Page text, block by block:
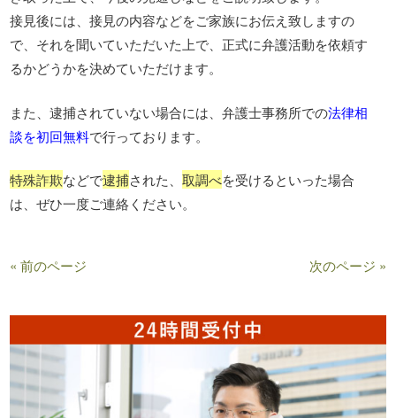
接見後には、接見の内容などをご家族にお伝え致しますの
で、それを聞いていただいた上で、正式に弁護活動を依頼す
るかどうかを決めていただけます。
また、逮捕されていない場合には、弁護士事務所での法律相
談を初回無料で行っております。
特殊詐欺などで逮捕された、取調べを受けるといった場合
は、ぜひ一度ご連絡ください。
« 前のページ 次のページ »